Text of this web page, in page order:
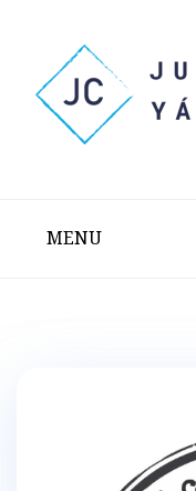
content
MENU